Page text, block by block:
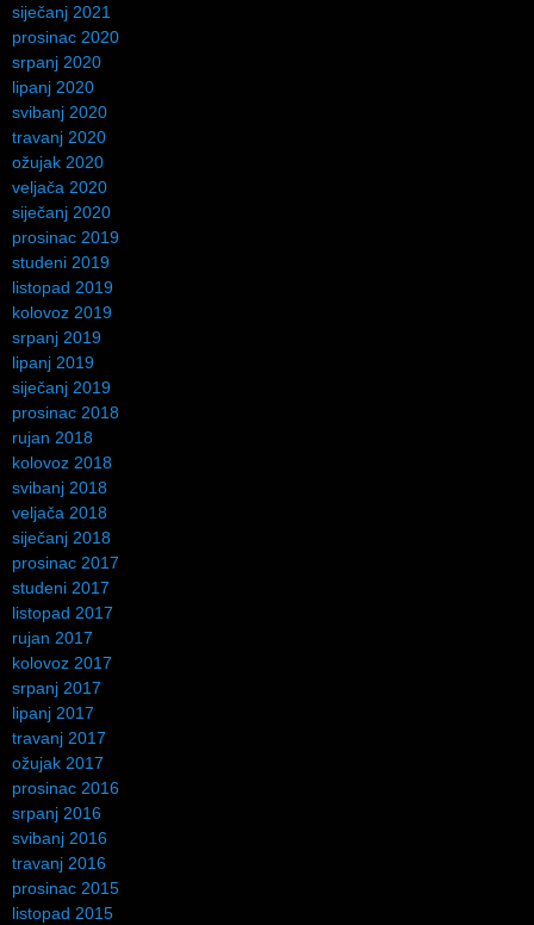
siječanj 2021
prosinac 2020
srpanj 2020
lipanj 2020
svibanj 2020
travanj 2020
ožujak 2020
veljača 2020
siječanj 2020
prosinac 2019
studeni 2019
listopad 2019
kolovoz 2019
srpanj 2019
lipanj 2019
siječanj 2019
prosinac 2018
rujan 2018
kolovoz 2018
svibanj 2018
veljača 2018
siječanj 2018
prosinac 2017
studeni 2017
listopad 2017
rujan 2017
kolovoz 2017
srpanj 2017
lipanj 2017
travanj 2017
ožujak 2017
prosinac 2016
srpanj 2016
svibanj 2016
travanj 2016
prosinac 2015
listopad 2015